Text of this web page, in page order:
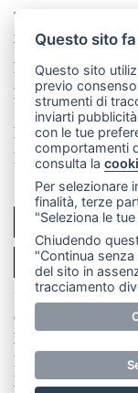
Telefono:
mail:
La redazione
Made by VIP
Privacy policy
Rivedi le tue
© Copyright
E' proibita la
parziale di testi,
preventiva
Questo sito
Questo sito
previo
strumenti di
inviarti
con le tue
comportamenti
consulta la
Per selezionare
finalità, terze
"Seleziona le
Chiudendo
"Continua
del sito in
tracciamento